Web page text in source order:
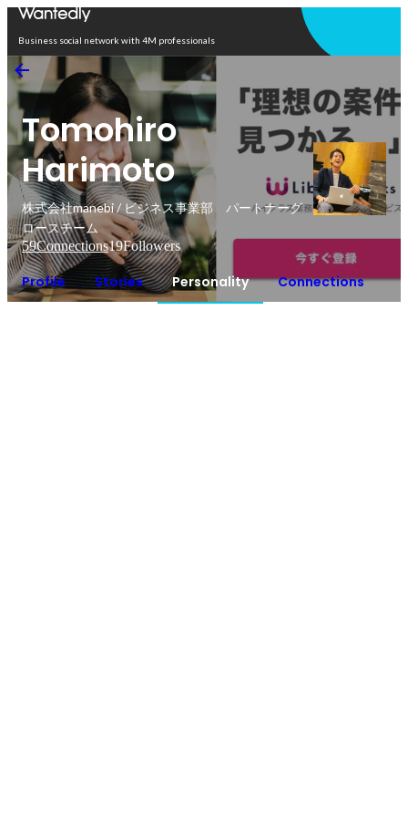
Business social network with 4M professionals
Tomohiro
Harimoto
株式会社manebi / ビジネス事業部 パートナーグ
ロースチーム
59Connections19Followers
Profile Stories Personality Connections